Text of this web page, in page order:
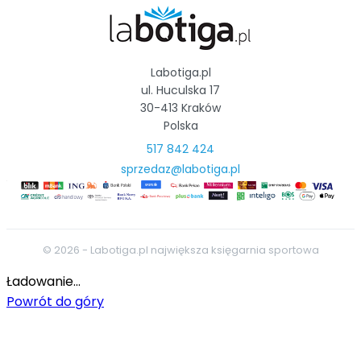
Labotiga.pl
ul. Huculska 17
30-413 Kraków
Polska
517 842 424
sprzedaz@labotiga.pl
© 2026 - Labotiga.pl największa księgarnia sportowa
Ładowanie...
Powrót do góry